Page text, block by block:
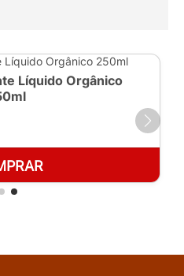
Líquido Orgânico